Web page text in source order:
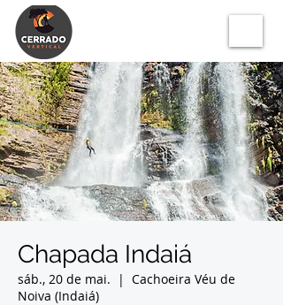
Chapada Indaiá
sáb., 20 de mai.
  |
Cachoeira Véu de
Noiva (Indaiá)